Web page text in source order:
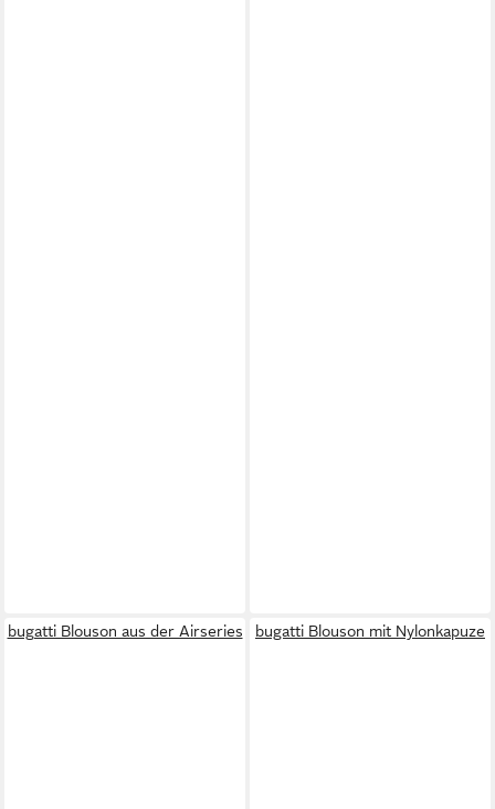
bugatti Blouson aus der Airseries bugatti Blouson mit Nylonkapuze